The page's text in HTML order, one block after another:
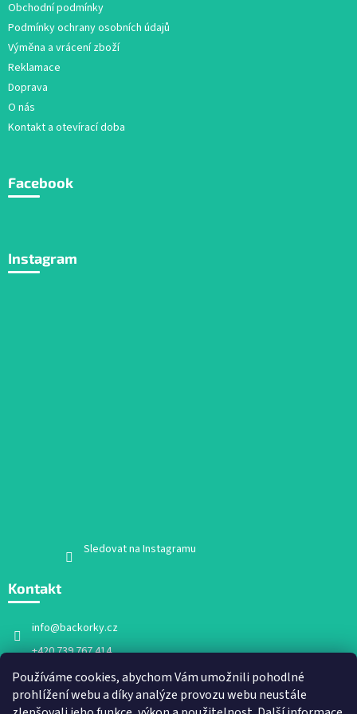
Používáme cookies, abychom Vám umožnili pohodlné
prohlížení webu a díky analýze provozu webu neustále
Obchodní podmínky
Podmínky ochrany osobních údajů
Výměna a vrácení zboží
Reklamace
Doprava
O nás
Kontakt a otevírací doba
Facebook
Instagram
Sledovat na Instagramu
Kontakt
info@backorky.cz
+420 739 767 414
Facebook
backorky.cz